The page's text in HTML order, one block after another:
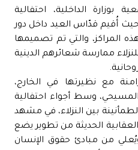
بوزارة الداخلية، احتفالية
حيث أُقيم قدّاس العيد داخل دور
المراكز، والتي تم تصميمها
ممارسة شعائرهم الدينية
مع نظيرتها في الخارج،
وسط أجواء احتفالية
بين النزلاء، في مشهد
الحديثة من تطوير يضع
من مبادئ حقوق الإنسان